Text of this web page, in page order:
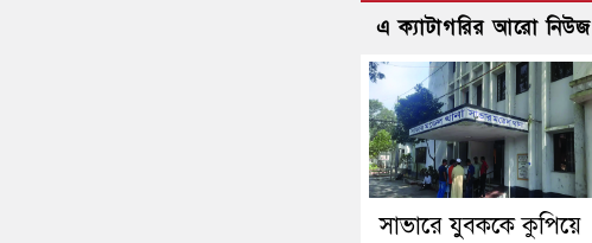
এ ক্যাটাগরির আরো নিউজ
সাভারে যুবককে কুপিয়ে